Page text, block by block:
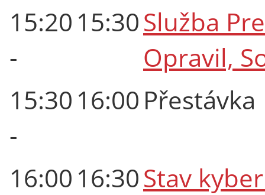
15:20
-
15:30Služba
Opravil,
15:30
-
16:00 Přestávka
16:00 16:30Stav